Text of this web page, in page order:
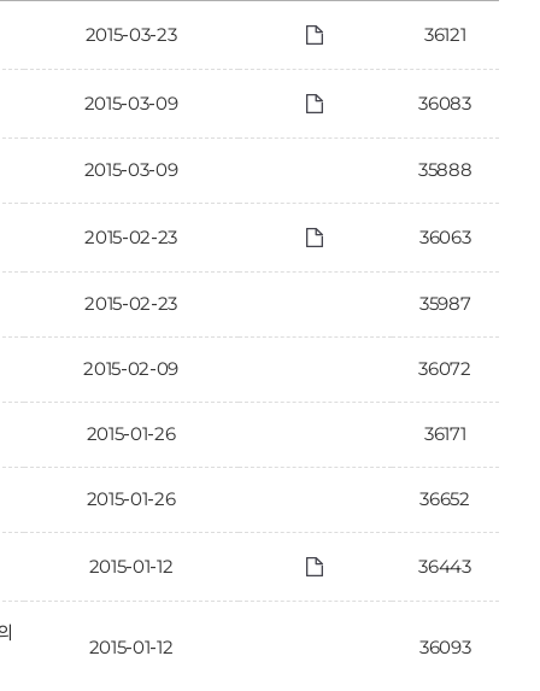
2015-03-23 36121
2015-03-09 36083
2015-03-09 35888
2015-02-23 36063
2015-02-23 35987
2015-02-09 36072
2015-01-26 36171
2015-01-26 36652
2015-01-12 36443
2015-01-12 36093